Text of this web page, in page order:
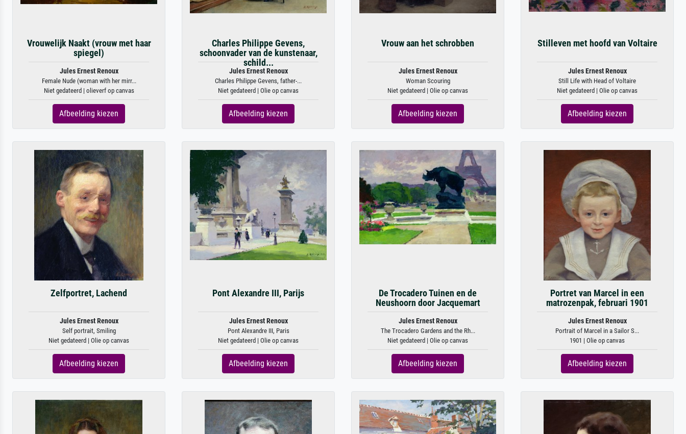
Vrouwelijk Naakt (vrouw met haar
spiegel)
Jules Ernest Renoux
Female Nude (woman with her mirr...
Niet gedateerd | olieverf op canvas
Afbeelding kiezen
Charles Philippe Gevens,
schoonvader van de kunstenaar,
schild...
Jules Ernest Renoux
Charles Philippe Gevens, father-...
Niet gedateerd | Olie op canvas
Afbeelding kiezen
Vrouw aan het schrobben
Jules Ernest Renoux
Woman Scouring
Niet gedateerd | Olie op canvas
Afbeelding kiezen
Stilleven met hoofd van Voltaire
Jules Ernest Renoux
Still Life with Head of Voltaire
Niet gedateerd | Olie op canvas
Afbeelding kiezen
Zelfportret, Lachend
Jules Ernest Renoux
Self portrait, Smiling
Niet gedateerd | Olie op canvas
Afbeelding kiezen
Pont Alexandre III, Parijs
Jules Ernest Renoux
Pont Alexandre III, Paris
Niet gedateerd | Olie op canvas
Afbeelding kiezen
De Trocadero Tuinen en de
Neushoorn door Jacquemart
Jules Ernest Renoux
The Trocadero Gardens and the Rh...
Niet gedateerd | Olie op canvas
Afbeelding kiezen
Portret van Marcel in een
matrozenpak, februari 1901
Jules Ernest Renoux
Portrait of Marcel in a Sailor S...
1901 | Olie op canvas
Afbeelding kiezen